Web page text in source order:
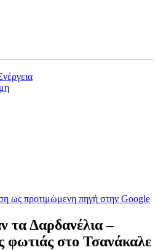
ως προτιμώμενη πηγή στην Google
τα Δαρδανέλια –
στο Τσανάκαλε